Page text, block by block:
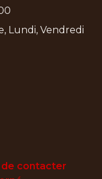
Lundi, Vendredi
contacter